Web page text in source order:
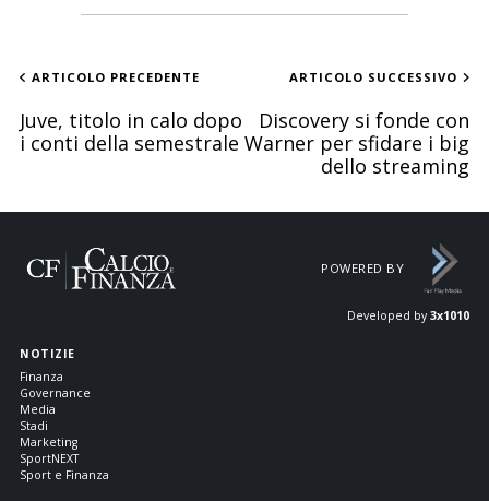
ARTICOLO PRECEDENTE
Juve, titolo in calo dopo
i conti della semestrale
ARTICOLO SUCCESSIVO
Discovery si fonde con
Warner per sfidare i big
dello streaming
POWERED BY
Developed by 3x1010
NOTIZIE
Finanza
Governance
Media
Stadi
Marketing
SportNEXT
Sport e Finanza